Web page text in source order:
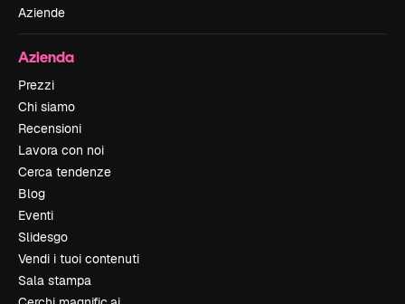
Aziende
Azienda
Prezzi
Chi siamo
Recensioni
Lavora con noi
Cerca tendenze
Blog
Eventi
Slidesgo
Vendi i tuoi contenuti
Sala stampa